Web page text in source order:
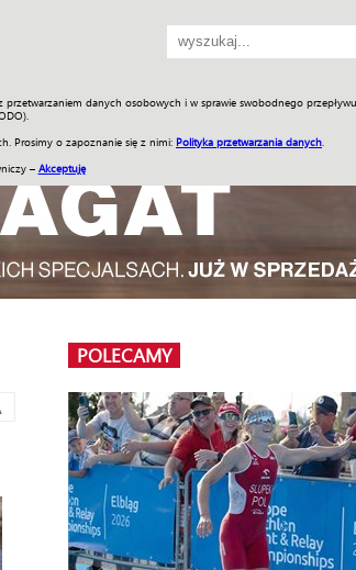
danych osobowych i w sprawie swobodnego
Prosimy o zapoznanie się z nimi: Polityka przetwarzania danych
– Akceptuję
SKLEP Jednodniówki Praca w WIW
POLECAMY